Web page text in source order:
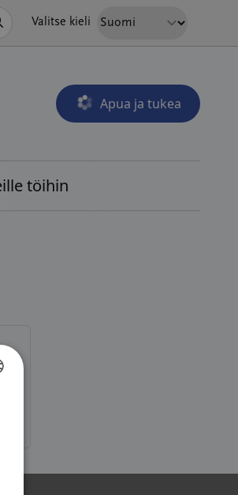
Valitse kieli
Apua ja tukea
Avautuu uudessa
töihin